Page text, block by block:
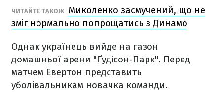
ЧИТАЙТЕ ТАКОЖ Миколенко засмучений, що не
зміг нормально попрощатись з Динамо
Однак українець вийде на газон
домашньої арени "Ґудісон-Парк". Перед
матчем Евертон представить
уболівальникам новачка команди.